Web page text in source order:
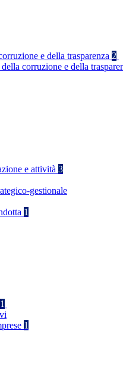
e della trasparenza 2
corruzione e della
e attività 3
gestionale
1
1
1